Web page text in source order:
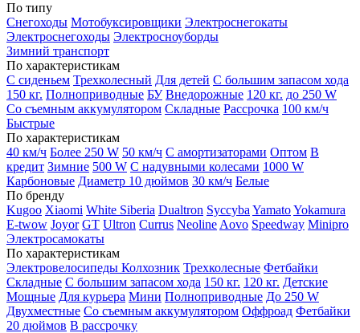
По типу
Снегоходы Мотобуксировщики Электроснегокаты
Электроснегоходы Электросноуборды
Зимний транспорт
По характеристикам
С сиденьем Трехколесный Для детей С большим запасом хода
150 кг. Полноприводные БУ Внедорожные 120 кг. до 250 W
Со съемным аккумулятором Складные Рассрочка 100 км/ч
Быстрые
По характеристикам
40 км/ч Более 250 W 50 км/ч С амортизаторами Оптом В
кредит Зимние 500 W С надувными колесами 1000 W
Карбоновые Диаметр 10 дюймов 30 км/ч Белые
По бренду
Kugoo Xiaomi White Siberia Dualtron Syccyba YamatoYokamura
E-twow Joyor GT Ultron Currus Neoline Aovo Speedway Minipro
Электросамокаты
По характеристикам
Электровелосипеды Колхозник Трехколесные Фетбайки
Складные С большим запасом хода 150 кг. 120 кг. Детские
Мощные Для курьера Мини Полноприводные До 250 W
Двухместные Со съемным аккумулятором Оффроад Фетбайки
20 дюймов В рассрочку